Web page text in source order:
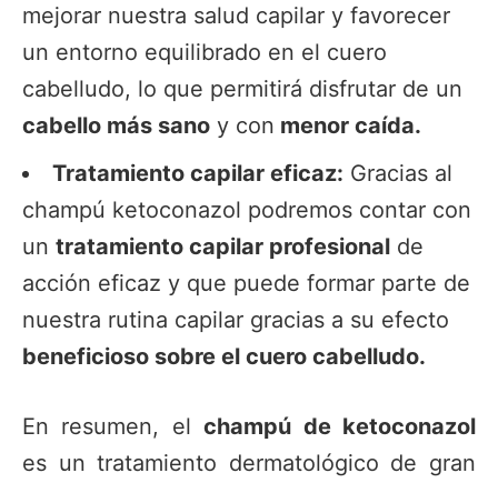
mejorar nuestra salud capilar y favorecer
un entorno equilibrado en el cuero
cabelludo, lo que permitirá disfrutar de un
cabello más sano y con menor caída.
Tratamiento capilar eficaz: Gracias al
champú ketoconazol podremos contar con
un tratamiento capilar profesional de
acción eficaz y que puede formar parte de
nuestra rutina capilar gracias a su efecto
beneficioso sobre el cuero cabelludo.
En resumen, elchampú de ketoconazol
es un tratamiento dermatológico de gran